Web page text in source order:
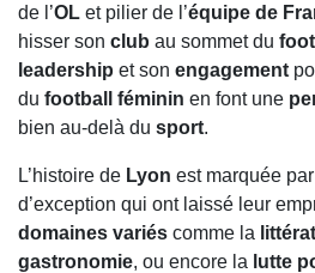
de l’OL et pilier de l’équipe de
hisser son club au sommet du
leadership et son engagement
du football féminin en font une
bien au-delà du sport.
L’histoire de Lyon est marquée
d’exception qui ont laissé leur
domaines variés comme la
gastronomie, ou encore la lutte